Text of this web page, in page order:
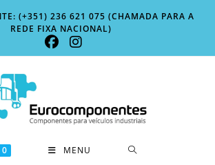
(+351) 236 621 075 (CHAMADA PARA A
REDE FIXA NACIONAL)
0 MENU